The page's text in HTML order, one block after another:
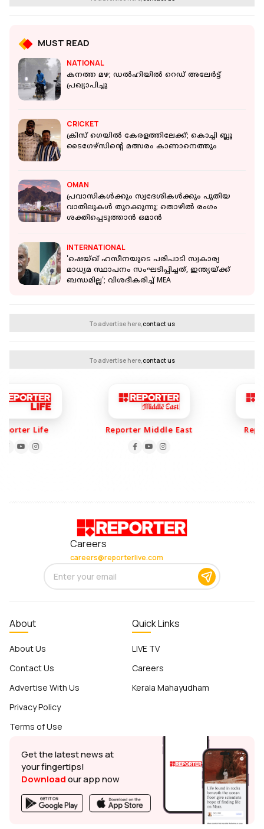
MUST READ
NATIONAL
കനത്ത മഴ; ഡല്‍ഹിയില്‍ റെഡ് അലേര്‍ട്ട്
പ്രഖ്യാപിച്ചു
CRICKET
ക്രിസ് ഗെയിൽ കേരളത്തിലേക്ക്; കൊച്ചി ബ്ലൂ
ടൈഗേഴ്സിന്റെ മത്സരം കാണാനെത്തും
OMAN
പ്രവാസികൾക്കും സ്വദേശികൾക്കും പുതിയ
വാതിലുകൾ തുറക്കുന്നു; തൊഴിൽ രംഗം
ശക്തിപ്പെടുത്താൻ ഒമാൻ
INTERNATIONAL
'ഷെയ്ഖ് ഹസീനയുടെ പരിപാടി സ്വകാര്യ
മാധ്യമ സ്ഥാപനം സംഘടിപ്പിച്ചത്, ഇന്ത്യയ്ക്ക്
ബന്ധമില്ല'; വിശദീകരിച്ച് MEA
To advertise here,contact us
To advertise here,contact us
Reporter Middle East Reporter
Careers
careers@reporterlive.com
About
About Us
Contact Us
Advertise With Us
Privacy Policy
Terms of Use
Quick Links
LIVE TV
Careers
Kerala Mahayudham
Get the latest news at
your fingertips!
Downloadour app now